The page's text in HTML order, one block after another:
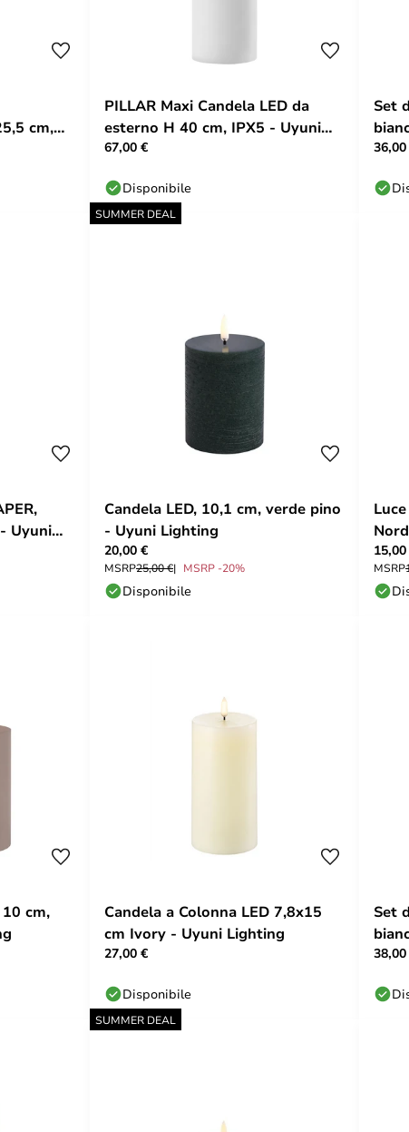
cm,
PILLAR Maxi Candela LED da
esterno H 40 cm, IPX5 - Uyuni
Lighting
67,00 €
Disponibile
Set
Uyuni
SUMMER DEAL
Candela LED, 10,1 cm, verde pino
- Uyuni Lighting
20,00 €
MSRP25,00 € MSRP -20%
Disponibile
MSRP
cm,
Candela a Colonna LED 7,8x15
cm Ivory - Uyuni Lighting
27,00 €
Disponibile
Set
SUMMER DEAL